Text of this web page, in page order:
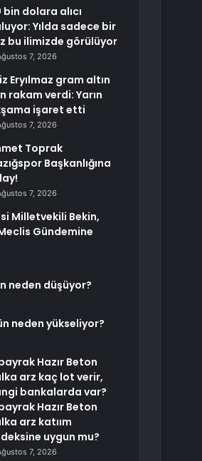
bin dolara alıcı
Yılda sadece bir
bu ilimizde görülüyor
7, 2026
Eryılmaz gram altın
rakam verdi: Yarın
işaret etti
7, 2026
Toprak
Başkanlığına
7, 2026
Milletvekili Bekin,
Gündemine
neden düşüyor?
neden yükseliyor?
Hazır Beton
arz kaç lot verir,
bankalarda var?
Hazır Beton
arz katıım
uygun mu?
7, 2026